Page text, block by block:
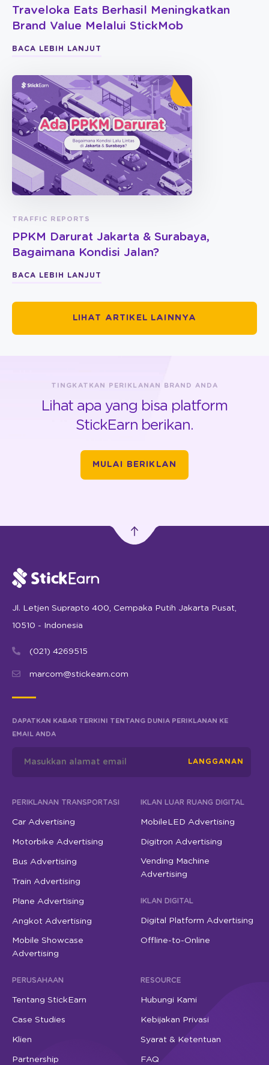
Traveloka Eats Berhasil Meningkatkan
Brand Value Melalui StickMob
BACA LEBIH LANJUT
TRAFFIC REPORTS
PPKM Darurat Jakarta & Surabaya,
Bagaimana Kondisi Jalan?
BACA LEBIH LANJUT
LIHAT ARTIKEL LAINNYA
TINGKATKAN PERIKLANAN BRAND ANDA
Lihat apa yang bisa platform
StickEarn berikan.
MULAI BERIKLAN
Jl. Letjen Suprapto 400, Cempaka Putih Jakarta Pusat,
10510 - Indonesia
(021) 4269515
marcom@stickearn.com
DAPATKAN KABAR TERKINI TENTANG DUNIA PERIKLANAN KE
EMAIL ANDA
LANGGANAN
PERIKLANAN TRANSPORTASI
Car Advertising
Motorbike Advertising
Bus Advertising
Train Advertising
Plane Advertising
Angkot Advertising
Mobile Showcase
Advertising
IKLAN LUAR RUANG DIGITAL
MobileLED Advertising
Digitron Advertising
Vending Machine
Advertising
IKLAN DIGITAL
Digital Platform Advertising
Offline-to-Online
PERUSAHAAN
Tentang StickEarn
Case Studies
Klien
Partnership
RESOURCE
Hubungi Kami
Kebijakan Privasi
Syarat & Ketentuan
FAQ